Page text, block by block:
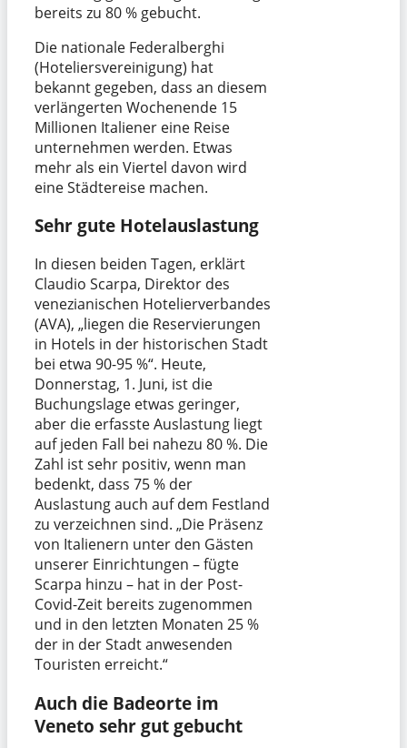
bereits zu 80 % gebucht.
Die nationale Federalberghi
(Hoteliersvereinigung) hat
bekannt gegeben, dass an diesem
verlängerten Wochenende 15
Millionen Italiener eine Reise
unternehmen werden. Etwas
mehr als ein Viertel davon wird
eine Städtereise machen.
Sehr gute Hotelauslastung
In diesen beiden Tagen, erklärt
Claudio Scarpa, Direktor des
venezianischen Hotelierverbandes
(AVA), „liegen die Reservierungen
in Hotels in der historischen Stadt
bei etwa 90-95 %“. Heute,
Donnerstag, 1. Juni, ist die
Buchungslage etwas geringer,
aber die erfasste Auslastung liegt
auf jeden Fall bei nahezu 80 %. Die
Zahl ist sehr positiv, wenn man
bedenkt, dass 75 % der
Auslastung auch auf dem Festland
zu verzeichnen sind. „Die Präsenz
von Italienern unter den Gästen
unserer Einrichtungen – fügte
Scarpa hinzu – hat in der Post-
Covid-Zeit bereits zugenommen
und in den letzten Monaten 25 %
der in der Stadt anwesenden
Touristen erreicht.“
Auch die Badeorte im
Veneto sehr gut gebucht